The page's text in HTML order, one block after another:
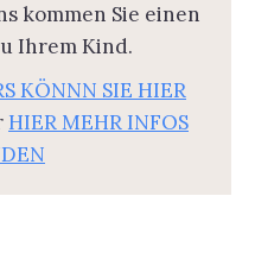
kommen Sie einen
Ihrem Kind.
KÖNNN SIE HIER
HIER MEHR INFOS